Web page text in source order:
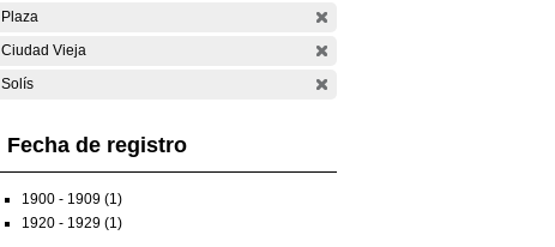
Plaza
Ciudad Vieja
Solís
Fecha de registro
1900 - 1909 (1)
1920 - 1929 (1)